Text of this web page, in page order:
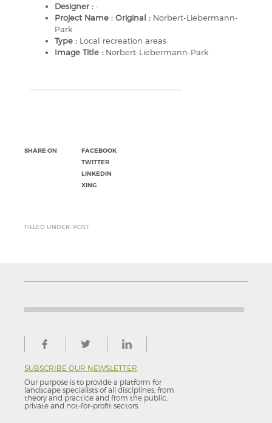
Designer : -
Project Name : Original : Norbert-Liebermann-
Park
Type : Local recreation areas
Image Title : Norbert-Liebermann-Park
SHARE ON
FACEBOOK
TWITTER
LINKEDIN
XING
FILLED UNDER: POST
SUBSCRIBE OUR NEWSLETTER
Our purpose is to provide a platform for
landscape specialists of all disciplines, from
theory and practice and from the public,
private and not-for–profit sectors.